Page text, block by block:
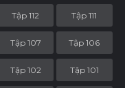
Tập 112 Tập 111
Tập 107 Tập 106
Tập 102 Tập 101